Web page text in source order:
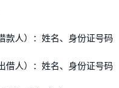
款人）：姓名、身份证号码
借人）：姓名、身份证号码